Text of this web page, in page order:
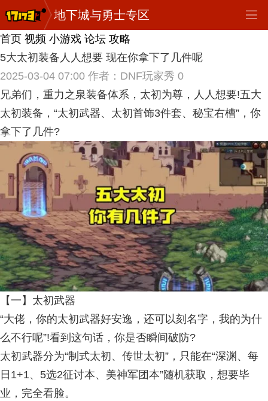
地下城与勇士专区
首页 视频 小游戏 论坛 攻略
5大太初装备人人想要 现在你拿下了几件呢
2025-03-04 07:00 作者：DNF玩家秀 0
兄弟们，重力之泉装备体系，太初为尊，人人想要!五大
太初装备，“太初武器、太初首饰3件套、秘宝右槽”，你
拿下了几件?
【一】太初武器
“大佬，你的太初武器好安逸，还可以刻名字，我的为什
么不行呢”!看到这句话，你是否瞬间破防?
太初武器分为“制式太初、传世太初”，只能在“深渊、每
日1+1、5选2征讨本、美神军团本”随机获取，想要毕
业，完全看脸。